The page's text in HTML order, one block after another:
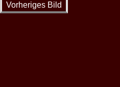
Vorheriges Bild